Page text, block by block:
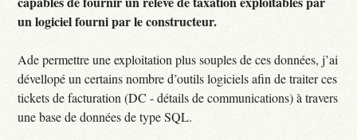
un logiciel fourni par le constructeur.
Ade permettre une exploitation plus souples de ces données, j’ai
dévellopé un certains nombre d’outils logiciels afin de traiter ces
tickets de facturation (DC - détails de communications) à travers
une base de données de type SQL.